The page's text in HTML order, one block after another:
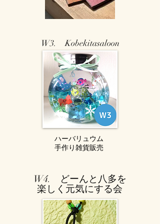
W3. Kobekitasaloon
ハーバリュウム
手作り雑貨販売
W4. どーんと八多を
楽しく元気にする会